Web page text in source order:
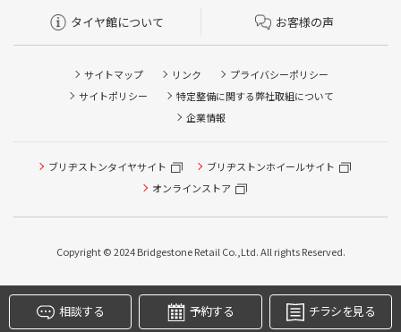
タイヤ点検・安全点検/タイヤ履き替え/オイル交換/その他
ピット作業の予約
本日のタイヤ履き替え順番待ち予約 ※クローク契約会員の
タイヤ館について お客様の声
サイトマップ リンク
プライバシーポリシー
サイトポリシー
特定整備に関する弊社取組について
企業情報
ブリヂストンタイヤサイト
ブリヂストンホイールサイト
オンラインストア
Copyright © 2024 Bridgestone Retail Co.,Ltd. All rights Reserved.
相談する 予約する チラシを見る
タイヤ点検・安全点検/タイヤ履き替え/オイル交換/その他
ピット作業の予約
本日のタイヤ履き替え順番待ち予約 ※クローク契約会員の